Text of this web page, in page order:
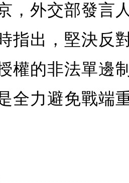
，外交部發言
指出，堅決反
權的非法單邊
全力避免戰端